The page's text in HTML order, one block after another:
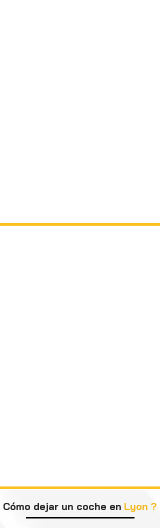
Cómo dejar un coche en Lyon ?